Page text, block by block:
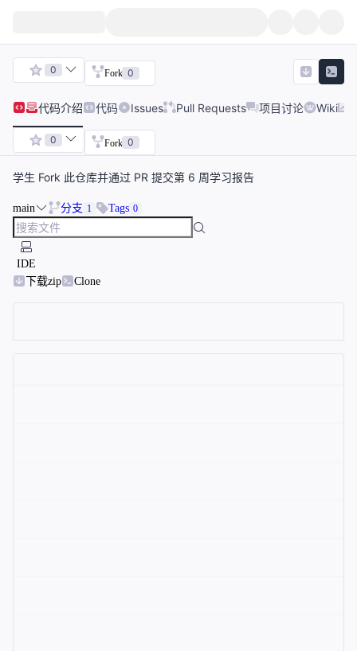
0 Fork 0
代码介绍 代码 Issues Pull Requests 项目讨论 Wiki
0 Fork 0
学生 Fork 此仓库并通过 PR 提交第 6 周学习报告
main 分支 1 Tags 0
IDE
下载zip
Clone